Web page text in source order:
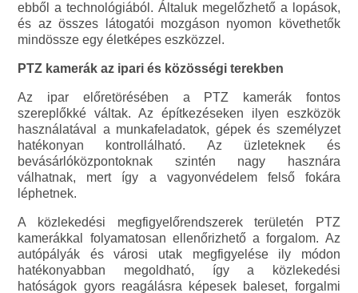
ebből a technológiából. Általuk megelőzhető a lopások,
és az összes látogatói mozgáson nyomon követhetők
mindössze egy életképes eszközzel.
PTZ kamerák az ipari és közösségi terekben
Az ipar előretörésében a PTZ kamerák fontos
szereplőkké váltak. Az építkezéseken ilyen eszközök
használatával a munkafeladatok, gépek és személyzet
hatékonyan kontrollálható. Az üzleteknek és
bevásárlóközpontoknak szintén nagy hasznára
válhatnak, mert így a vagyonvédelem felső fokára
léphetnek.
A közlekedési megfigyelőrendszerek területén PTZ
kamerákkal folyamatosan ellenőrizhető a forgalom. Az
autópályák és városi utak megfigyelése ily módon
hatékonyabban megoldható, így a közlekedési
hatóságok gyors reagálásra képesek baleset, forgalmi